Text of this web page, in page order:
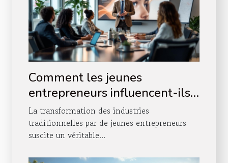
Comment les jeunes
entrepreneurs influencent-ils
les industries traditionnelles ?
La transformation des industries
traditionnelles par de jeunes entrepreneurs
suscite un véritable...